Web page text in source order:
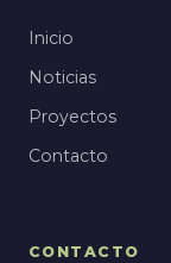
Inicio
Noticias
Proyectos
Contacto
CONTACTO